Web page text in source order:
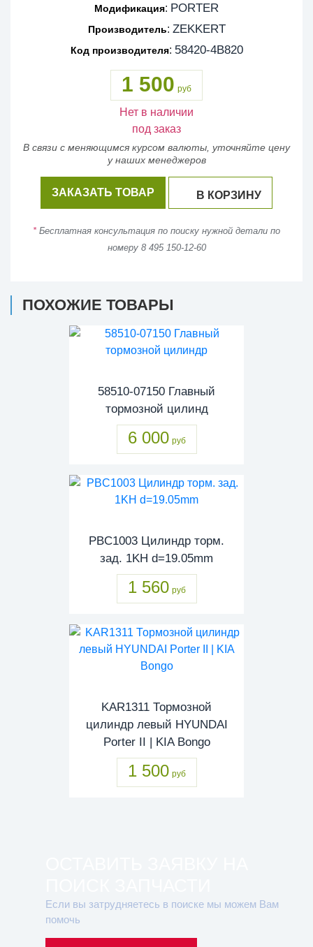
Модификация: PORTER
Производитель: ZEKKERT
Код производителя: 58420-4B820
1 500 руб
Нет в наличии
под заказ
В связи с меняющимся курсом валюты, уточняйте цену
у наших менеджеров
ЗАКАЗАТЬ ТОВАР В КОРЗИНУ
*Бесплатная консультация по поиску нужной детали по
номеру 8 495 150-12-60
ПОХОЖИЕ ТОВАРЫ
58510-07150 Главный
тормозной цилинд
6 000 руб
PBC1003 Цилиндр торм.
зад. 1KH d=19.05mm
1 560 руб
KAR1311 Тормозной
цилиндр левый HYUNDAI
Porter II | KIA Bongo
1 500 руб
Если вы затрудняетесь в поиске мы можем Вам
помочь